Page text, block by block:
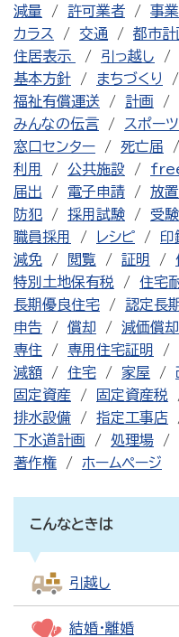
減量
許可業者 事
カラス
交通 都市計
住居表示
引っ越し
基本方針
まちづくり
福祉有償運送
計画
みんなの伝言
スポー
窓口センター
死亡届
利用
公共施設
届出
電子申請 放置
防犯
採用試験 受
職員採用
レシピ 印
減免
閲覧 証明
特別土地保有税
住宅
長期優良住宅
認定長
申告
償却 減価償却
専住
専用住宅証明
減額
住宅 家屋
固定資産
固定資産税
排水設備
指定工事店
下水道計画
処理場
著作権
ホームページ
こんなときは
引越し
結婚・離婚